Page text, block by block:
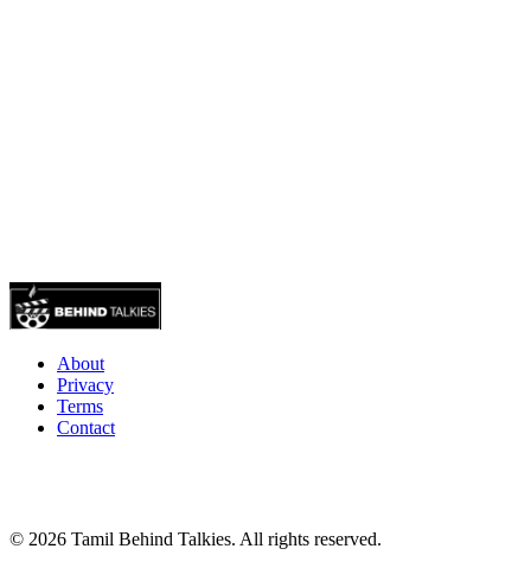
About
Privacy
Terms
Contact
© 2026 Tamil Behind Talkies. All rights reserved.